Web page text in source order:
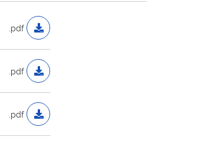
.pdf
.pdf
.pdf